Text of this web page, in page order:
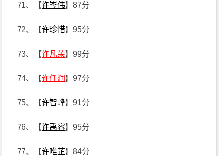
71、【许岑伟】87分
72、【许珍惜】95分
73、【许凡茉】99分
74、【许仟润 】97分
75、【许智峰】91分
76、【许禹容】95分
77、【许唯芷】84分